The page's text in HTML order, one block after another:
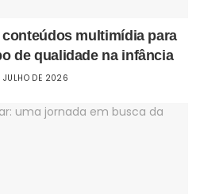
multimídia para
de qualidade na infância
JULHO DE 2026